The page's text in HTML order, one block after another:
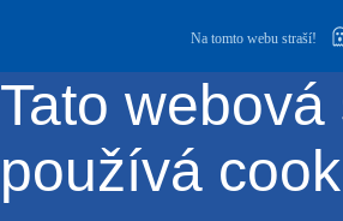
Na tomto webu straší!
Tato
používá